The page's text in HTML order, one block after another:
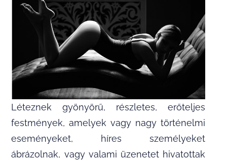
Léteznek gyönyörű, részletes, erőteljes
festmények, amelyek vagy nagy történelmi
eseményeket, híres személyeket
ábrázolnak, vagy valami üzenetet hivatottak